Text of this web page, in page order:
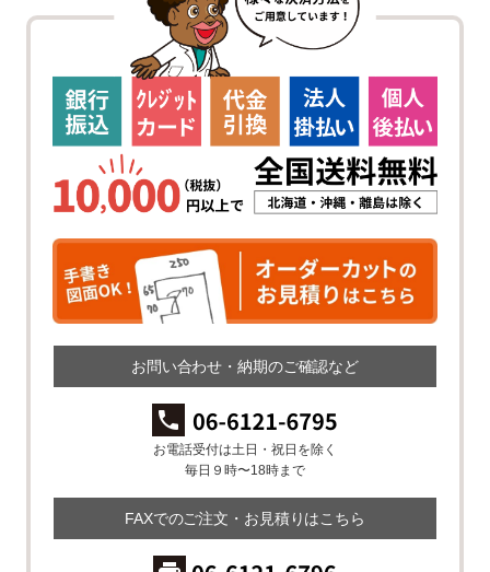
お問い合わせ・納期のご確認など
お電話受付は土日・祝日を除く
毎日９時〜18時まで
FAXでのご注文・お見積りはこちら